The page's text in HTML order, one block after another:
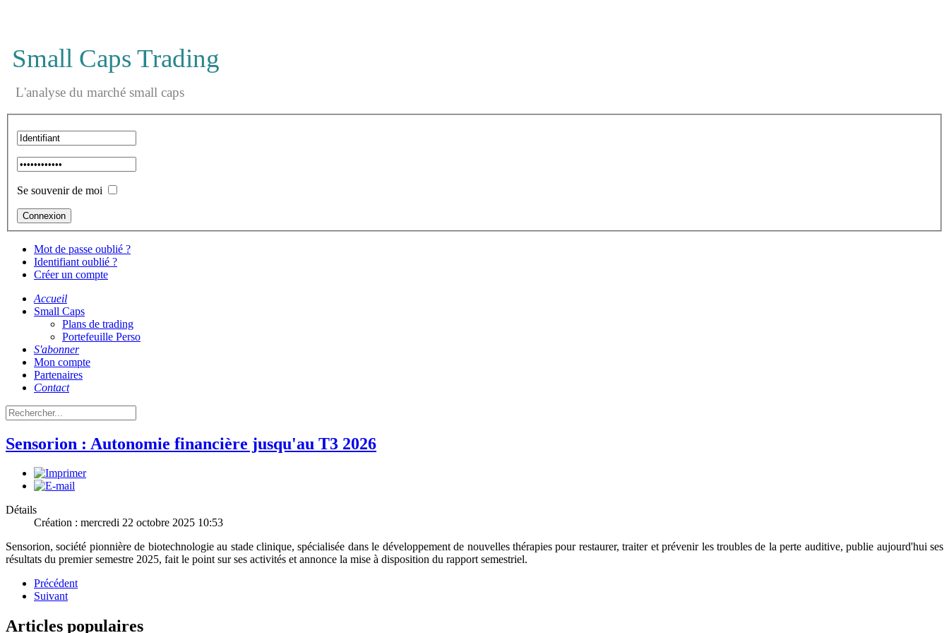
Small Caps Trading
L'analyse du marché small caps
Se souvenir de moi
Mot de passe oublié ?
Identifiant oublié ?
Créer un compte
Accueil
Small Caps
Plans de trading
Portefeuille Perso
S'abonner
Mon compte
Partenaires
Contact
Sensorion : Autonomie financière jusqu'au T3 2026
Détails
Création : mercredi 22 octobre 2025 10:53
Sensorion, société pionnière de biotechnologie au stade clinique, spécialisée dans le développement de nouvelles thérapies pour restaurer, traiter et prévenir les troubles de la perte auditive, publie aujourd'hui ses
résultats du premier semestre 2025, fait le point sur ses activités et annonce la mise à disposition du rapport semestriel.
Précédent
Suivant
Articles populaires